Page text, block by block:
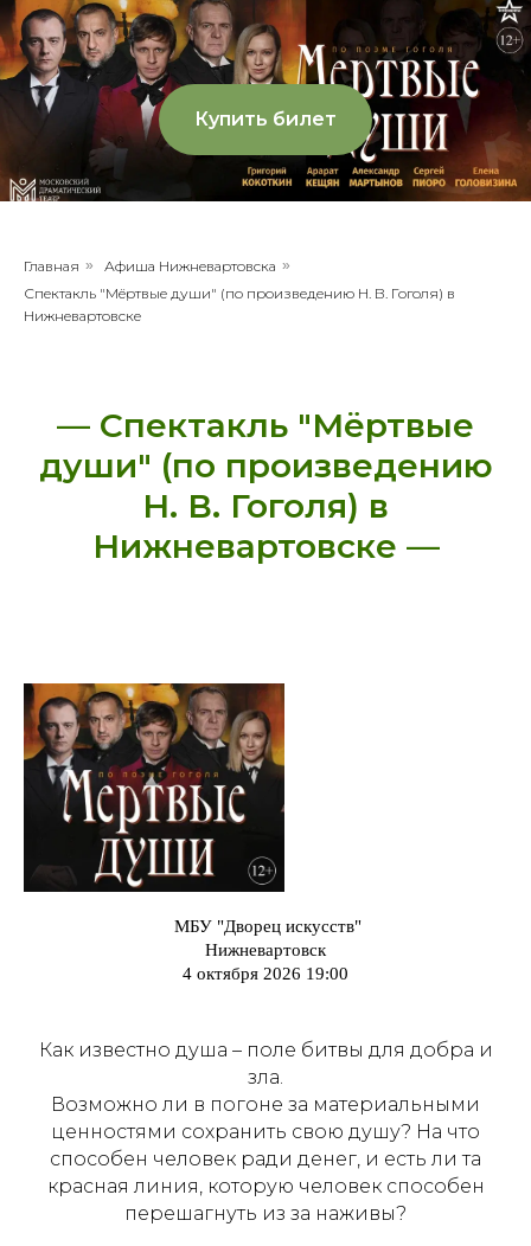
Купить билет
Главная » Афиша Нижневартовска »
Спектакль "Мёртвые души" (по произведению Н. В. Гоголя) в
Нижневартовске
— Спектакль "Мёртвые
души" (по произведению
Н. В. Гоголя) в
Нижневартовске —
МБУ "Дворец искусств"
Нижневартовск
4 октября 2026 19:00
Как известно душа – поле битвы для добра и
зла.
Возможно ли в погоне за материальными
ценностями сохранить свою душу? На что
способен человек ради денег, и есть ли та
красная линия, которую человек способен
перешагнуть из за наживы?